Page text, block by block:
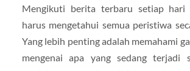
Mengikuti berita terbaru setiap hari
harus mengetahui semua peristiwa
Yang lebih penting adalah memahami
mengenai apa yang sedang terjadi